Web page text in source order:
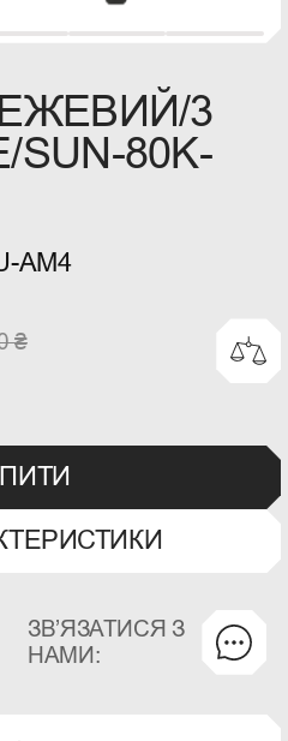
3
SUN-80K-
AM4
₴
ЗВʼЯЗАТИСЯ З
НАМИ: